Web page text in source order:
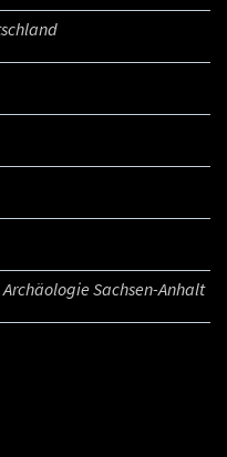
Sachsen-Anhalt